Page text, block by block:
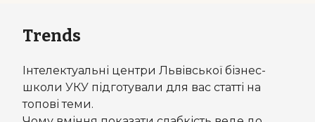
Trends
Інтелектуальні центри Львівської бізнес-
школи УКУ підготували для вас статті на
топові теми.